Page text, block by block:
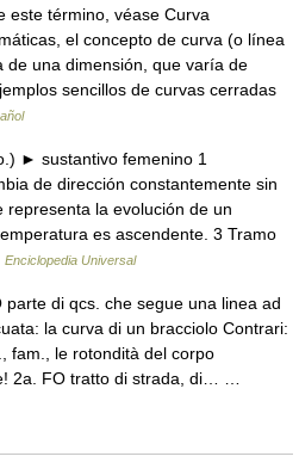
término, véase Curva
el concepto de curva (o línea
de una dimensión, que varía de
sencillos de curvas cerradas
► sustantivo femenino 1
de dirección constantemente sin
la evolución de un
es ascendente. 3 Tramo
Enciclopedia Universal
di qcs. che segue una linea ad
la curva di un bracciolo Contrari:
fam., le rotondità del corpo
2a. FO tratto di strada, di… …